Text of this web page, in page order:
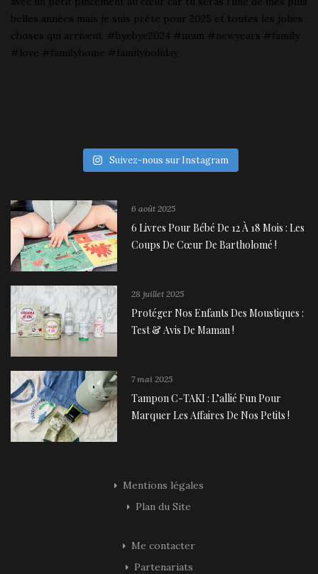
Suivez-nous sur Instagram
6 août 2025
6 Livres Pour Bébé De 12 À 18 Mois : Les
Coups De Cœur De Bartholomé !
28 juillet 2025
Protéger Nos Enfants Des Moustiques :
Test & Avis De Maman !
7 mai 2025
Tampon C-TAKI : L’allié Fun Pour
Marquer Les Affaires De Nos Petits !
Mentions légales
Plan du Site
Me contacter
Partenariats